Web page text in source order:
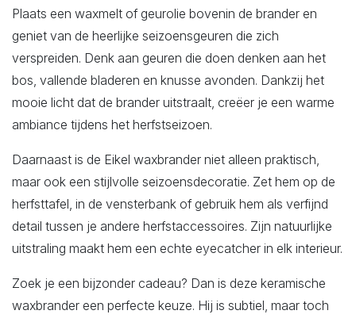
Plaats een waxmelt of geurolie bovenin de brander en
geniet van de heerlijke seizoensgeuren die zich
verspreiden. Denk aan geuren die doen denken aan het
bos, vallende bladeren en knusse avonden. Dankzij het
mooie licht dat de brander uitstraalt, creëer je een warme
ambiance tijdens het herfstseizoen.
Daarnaast is de Eikel waxbrander niet alleen praktisch,
maar ook een stijlvolle seizoensdecoratie. Zet hem op de
herfsttafel, in de vensterbank of gebruik hem als verfijnd
detail tussen je andere herfstaccessoires. Zijn natuurlijke
uitstraling maakt hem een echte eyecatcher in elk interieur.
Zoek je een bijzonder cadeau? Dan is deze keramische
waxbrander een perfecte keuze. Hij is subtiel, maar toch